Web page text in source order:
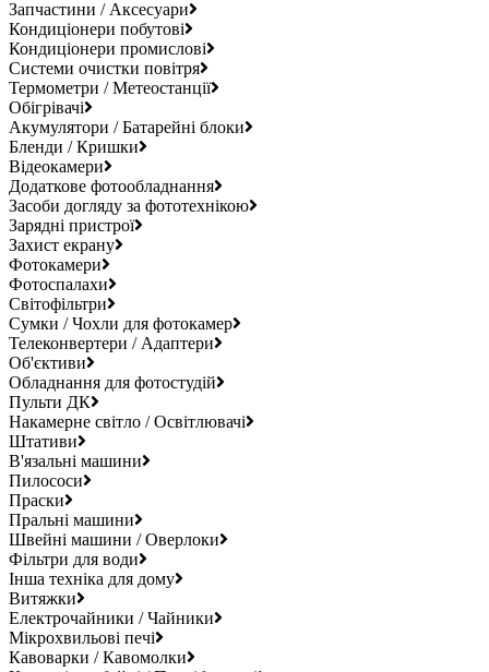
Запчастини / Аксесуари
Кондиціонери побутові
Кондиціонери промислові
Системи очистки повітря
Термометри / Метеостанції
Обігрівачі
Акумулятори / Батарейні блоки
Бленди / Кришки
Відеокамери
Додаткове фотообладнання
Засоби догляду за фототехнікою
Зарядні пристрої
Захист екрану
Фотокамери
Фотоспалахи
Світофільтри
Сумки / Чохли для фотокамер
Телеконвертери / Адаптери
Об'єктиви
Обладнання для фотостудій
Пульти ДК
Накамерне світло / Освітлювачі
Штативи
В'язальні машини
Пилососи
Праски
Пральні машини
Швейні машини / Оверлоки
Фільтри для води
Інша техніка для дому
Витяжки
Електрочайники / Чайники
Мікрохвильові печі
Кавоварки / Кавомолки